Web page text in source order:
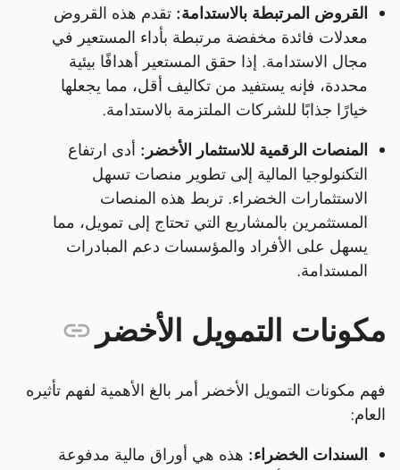
القروض المرتبطة بالاستدامة: تقدم هذه القروض
معدلات فائدة مخفضة مرتبطة بأداء المستعير في
مجال الاستدامة. إذا حقق المستعير أهدافًا بيئية
محددة، فإنه يستفيد من تكاليف أقل، مما يجعلها
خيارًا جذابًا للشركات الملتزمة بالاستدامة.
المنصات الرقمية للاستثمار الأخضر: أدى ارتفاع
التكنولوجيا المالية إلى تطوير منصات تسهل
الاستثمارات الخضراء. تربط هذه المنصات
المستثمرين بالمشاريع التي تحتاج إلى تمويل، مما
يسهل على الأفراد والمؤسسات دعم المبادرات
المستدامة.
مكونات التمويل الأخضر
فهم مكونات التمويل الأخضر أمر بالغ الأهمية لفهم تأثيره
العام:
السندات الخضراء: هذه هي أوراق مالية مدفوعة